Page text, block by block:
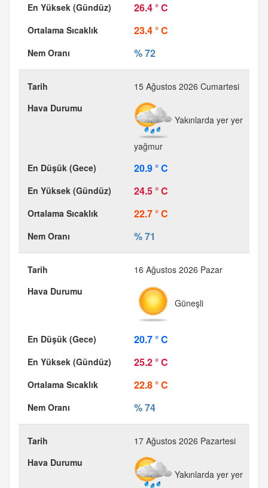
26.4 ° C
23.4 ° C
% 72
15 Ağustos 2026 Cumartesi
Yakınlarda yer yer
yağmur
20.9 ° C
24.5 ° C
22.7 ° C
% 71
16 Ağustos 2026 Pazar
Güneşli
20.7 ° C
25.2 ° C
22.8 ° C
% 74
17 Ağustos 2026 Pazartesi
Yakınlarda yer yer